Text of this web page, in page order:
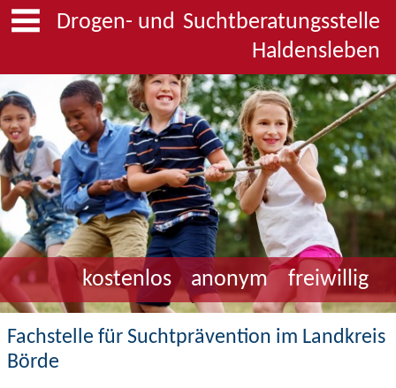
Drogen- und Suchtberatungsstelle
Haldensleben
kostenlos anonym freiwillig
Fachstelle für Suchtprävention im Landkreis
Börde